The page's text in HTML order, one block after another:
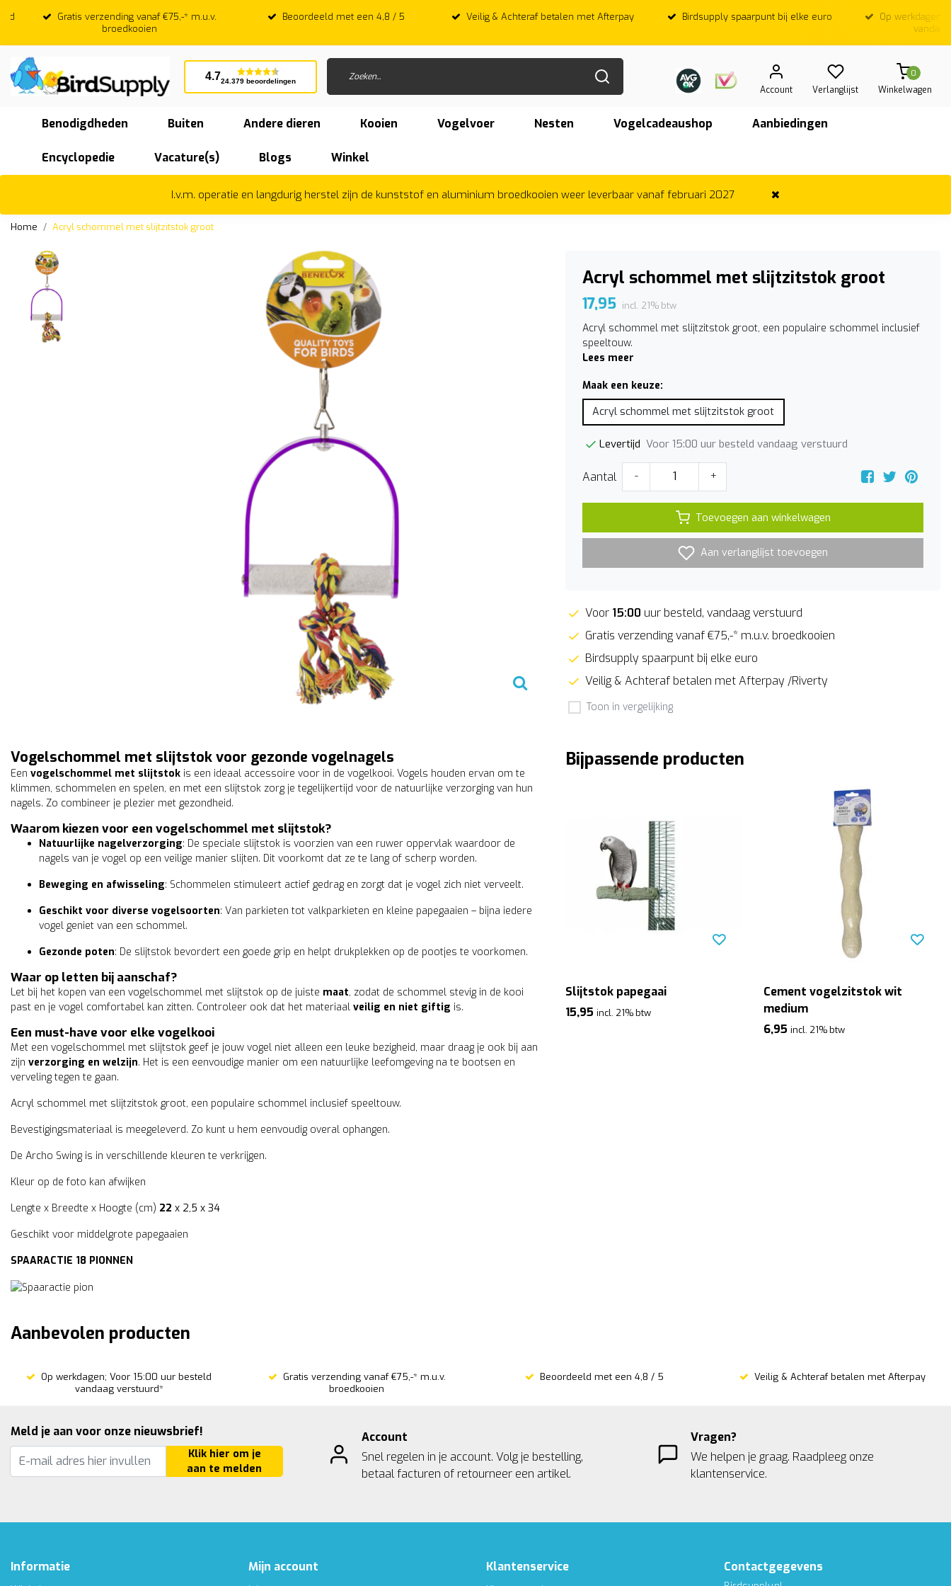
Gratis verzending vanaf €75,-* m.u.v.
broedkooien
Beoordeeld met een 4,8 / 5 Veilig & Achteraf betalen met Afterpay Birdsupply spaarpunt bij elke euro
Op werkdagen;
vandaag
4.724.379 beoordelingen
Account Verlanglijst
0
Winkelwagen
Benodigdheden Buiten Andere dieren Kooien Vogelvoer Nesten Vogelcadeaushop Aanbiedingen
Encyclopedie Vacature(s) Blogs Winkel
I.v.m. operatie en langdurig herstel zijn de kunststof en aluminium broedkooien weer leverbaar vanaf februari 2027
Home Acryl schommel met slijtzitstok groot
Acryl schommel met slijtzitstok groot
17,95 incl. 21% btw
Acryl schommel met slijtzitstok groot, een populaire schommel inclusief
speeltouw.
Lees meer
Maak een keuze:
Acryl schommel met slijtzitstok groot
Levertijd Voor 15:00 uur besteld vandaag verstuurd
Aantal - +
Toevoegen aan winkelwagen
Aan verlanglijst toevoegen
Voor 15:00 uur besteld, vandaag verstuurd
Gratis verzending vanaf €75,-* m.u.v. broedkooien
Birdsupply spaarpunt bij elke euro
Veilig & Achteraf betalen met Afterpay /Riverty
Toon in vergelijking
Vogelschommel met slijtstok voor gezonde vogelnagels
Een vogelschommel met slijtstok is een ideaal accessoire voor in de vogelkooi. Vogels houden ervan om te
klimmen, schommelen en spelen, en met een slijtstok zorg je tegelijkertijd voor de natuurlijke verzorging van hun
nagels. Zo combineer je plezier met gezondheid.
Waarom kiezen voor een vogelschommel met slijtstok?
Natuurlijke nagelverzorging: De speciale slijtstok is voorzien van een ruwer oppervlak waardoor de
nagels van je vogel op een veilige manier slijten. Dit voorkomt dat ze te lang of scherp worden.
Beweging en afwisseling: Schommelen stimuleert actief gedrag en zorgt dat je vogel zich niet verveelt.
Geschikt voor diverse vogelsoorten: Van parkieten tot valkparkieten en kleine papegaaien – bijna iedere
vogel geniet van een schommel.
Gezonde poten: De slijtstok bevordert een goede grip en helpt drukplekken op de pootjes te voorkomen.
Waar op letten bij aanschaf?
Let bij het kopen van een vogelschommel met slijtstok op de juiste maat, zodat de schommel stevig in de kooi
past en je vogel comfortabel kan zitten. Controleer ook dat het materiaal veilig en niet giftig is.
Een must-have voor elke vogelkooi
Met een vogelschommel met slijtstok geef je jouw vogel niet alleen een leuke bezigheid, maar draag je ook bij aan
zijn verzorging en welzijn. Het is een eenvoudige manier om een natuurlijke leefomgeving na te bootsen en
verveling tegen te gaan.
Acryl schommel met slijtzitstok groot, een populaire schommel inclusief speeltouw.
Bevestigingsmateriaal is meegeleverd. Zo kunt u hem eenvoudig overal ophangen.
De Archo Swing is in verschillende kleuren te verkrijgen.
Kleur op de foto kan afwijken
Lengte x Breedte x Hoogte (cm) 22 x 2,5 x 34
Geschikt voor middelgrote papegaaien
SPAARACTIE 18 PIONNEN
Bijpassende producten
Slijtstok papegaai
15,95 incl. 21% btw
Cement vogelzitstok wit
medium
6,95 incl. 21% btw
Aanbevolen producten
Op werkdagen; Voor 15:00 uur besteld
vandaag verstuurd*
Gratis verzending vanaf €75,-* m.u.v.
broedkooien
Beoordeeld met een 4,8 / 5 Veilig & Achteraf betalen met Afterpay
Meld je aan voor onze nieuwsbrief!
Klik hier om je
aan te melden
Account
Snel regelen in je account. Volg je bestelling,
betaal facturen of retourneer een artikel.
Vragen?
We helpen je graag. Raadpleeg onze
klantenservice.
Informatie Mijn account Klantenservice Contactgegevens